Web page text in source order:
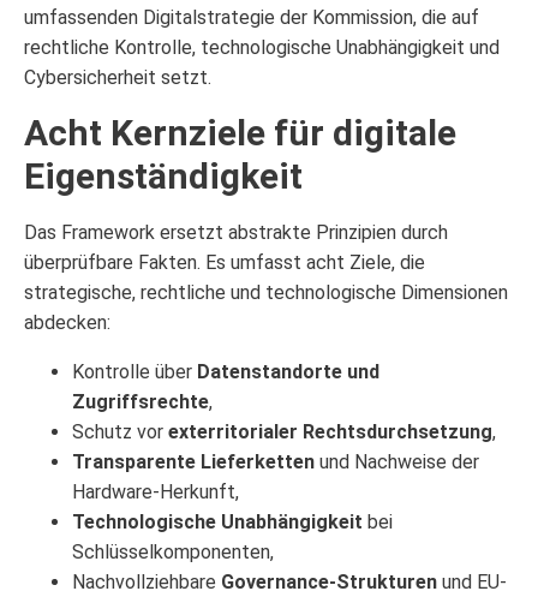
umfassenden Digitalstrategie der Kommission, die auf
rechtliche Kontrolle, technologische Unabhängigkeit und
Cybersicherheit setzt.
Acht Kernziele für digitale
Eigenständigkeit
Das Framework ersetzt abstrakte Prinzipien durch
überprüfbare Fakten. Es umfasst acht Ziele, die
strategische, rechtliche und technologische Dimensionen
abdecken:
Kontrolle über Datenstandorte und
Zugriffsrechte,
Schutz vor exterritorialer Rechtsdurchsetzung,
Transparente Lieferketten und Nachweise der
Hardware-Herkunft,
Technologische Unabhängigkeit bei
Schlüsselkomponenten,
Nachvollziehbare Governance-Strukturen und EU-